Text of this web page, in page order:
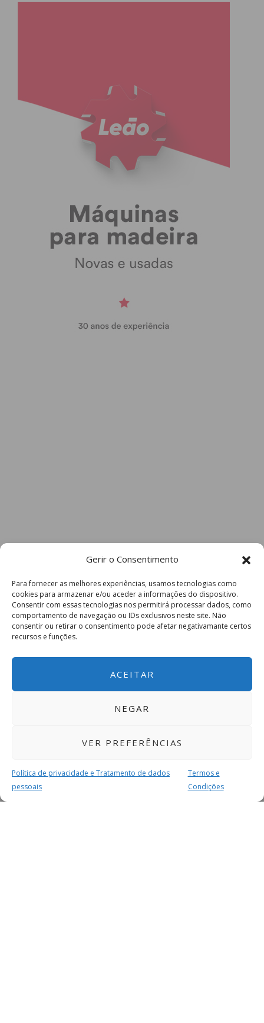
Gerir o Consentimento
Para fornecer as melhores experiências, usamos tecnologias como
cookies para armazenar e/ou aceder a informações do dispositivo.
Consentir com essas tecnologias nos permitirá processar dados, como
comportamento de navegação ou IDs exclusivos neste site. Não
consentir ou retirar o consentimento pode afetar negativamante certos
recursos e funções.
ACEITAR
NEGAR
VER PREFERÊNCIAS
Política de privacidade e Tratamento de dados
pessoais
Termos e
Condições